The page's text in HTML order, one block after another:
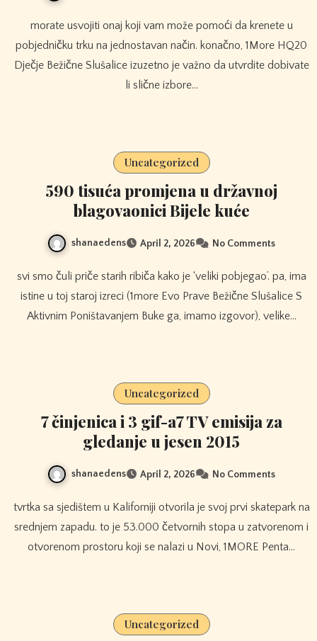
morate usvojiti onaj koji vam može pomoći da krenete u
pobjedničku trku na jednostavan način. konačno, 1More HQ20
Dječje Bežične Slušalice izuzetno je važno da utvrdite dobivate
li slične izbore…
Uncategorized
590 tisuća promjena u državnoj
blagovaonici Bijele kuće
shanaedens April 2, 2026 No Comments
svi smo čuli priče starih ribiča kako je ‘veliki pobjegao’. pa, ima
istine u toj staroj izreci (1more Evo Prave Bežične Slušalice S
Aktivnim Poništavanjem Buke ga, imamo izgovor), velike…
Uncategorized
7 činjenica i 3 gif-a7 TV emisija za
gledanje u jesen 2015
shanaedens April 2, 2026 No Comments
tvrtka sa sjedištem u Kaliforniji otvorila je svoj prvi skatepark na
srednjem zapadu. to je 53.000 četvornih stopa u zatvorenom i
otvorenom prostoru koji se nalazi u Novi, 1MORE Penta…
Uncategorized